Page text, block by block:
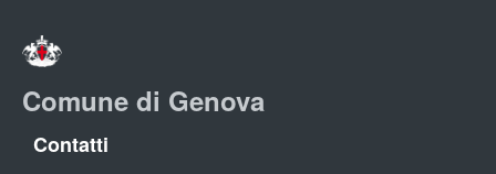
Comune di Genova
Contatti